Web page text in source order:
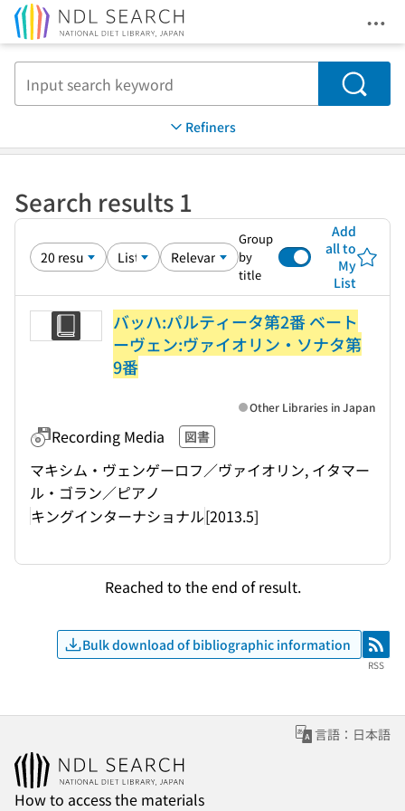
Search
Refiners
Search results 1
Group
by
title
Add
all to
My
List
バッハ:パルティータ第2番 ベート
ーヴェン:ヴァイオリン・ソナタ第
9番
Recording Media 図書
マキシム・ヴェンゲーロフ／ヴァイオリン, イタマー
ル・ゴラン／ピアノ
キングインターナショナル[2013.5]
Other Libraries in Japan
Reached to the end of result.
Bulk download of bibliographic information RSS
RSS
言語：日本語
How to access the materials